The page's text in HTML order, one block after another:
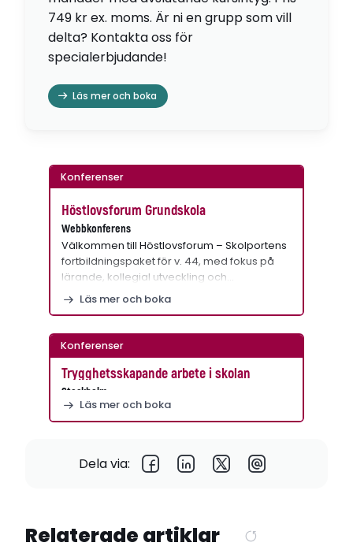
749 kr ex. moms. Är ni en grupp som vill
delta? Kontakta oss för
specialerbjudande!
Läs mer och boka
Konferenser
Höstlovsforum Grundskola
Webbkonferens
Välkommen till Höstlovsforum – Skolportens
fortbildningspaket för v. 44, med fokus på
lärande, kollegial utveckling och…
Läs mer och boka
Konferenser
Trygghetsskapande arbete i skolan
Stockholm
Läs mer och boka
Dela via:
Relaterade artiklar